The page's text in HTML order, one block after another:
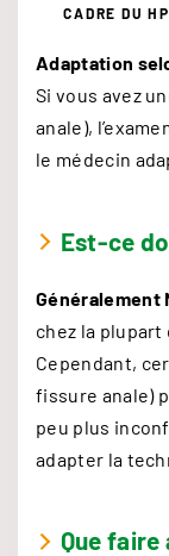
CADRE DU
Adaptation
Si vous avez
anale),
le médecin
Est-ce
Généralement
chez la plupart
Cependant,
fissure anale)
peu plus
adapter la
Que faire